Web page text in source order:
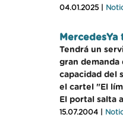
04.01.2025 |
Tendrá un
gran demanda
capacidad del
el cartel "El
El portal salta
15.07.2004 |